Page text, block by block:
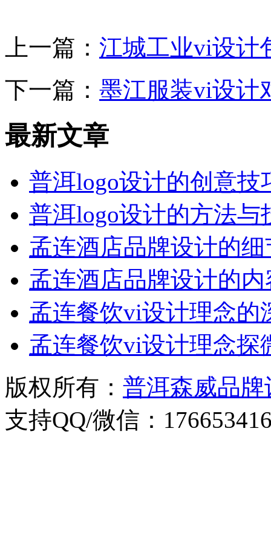
上一篇： 江城工业vi设计
下一篇： 墨江服装vi设计
最新文章
普洱logo设计的创意技
普洱logo设计的方法与
孟连酒店品牌设计的
孟连酒店品牌设计的
孟连餐饮vi设计理念的
孟连餐饮vi设计理念探
版权所有： 普洱森威品
支持QQ/微信：